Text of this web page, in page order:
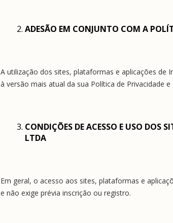
ADESÃO EM CONJUNTO COM A
A utilização dos sites, plataformas e aplicações de
à versão mais atual da sua Política de Privacidade
CONDIÇÕES DE ACESSO E USO DOS
LTDA
Em geral, o acesso aos sites, plataformas e
e não exige prévia inscrição ou registro.